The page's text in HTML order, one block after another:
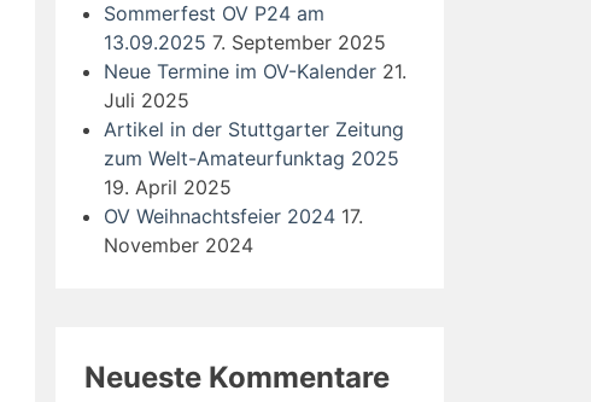
Sommerfest OV P24 am
13.09.2025 7. September 2025
Neue Termine im OV-Kalender 21.
Juli 2025
Artikel in der Stuttgarter Zeitung
zum Welt-Amateurfunktag 2025
19. April 2025
OV Weihnachtsfeier 2024 17.
November 2024
Neueste Kommentare